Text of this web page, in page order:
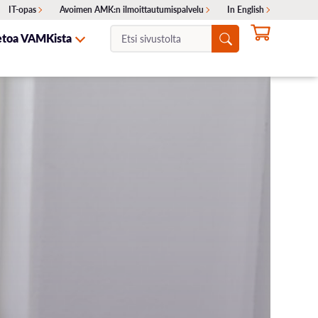
IT-opas Avoimen AMK:n ilmoittautumispalvelu In English
VAMKista